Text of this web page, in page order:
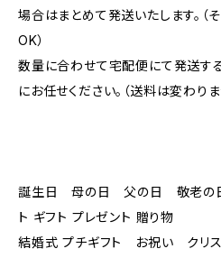
場合はまとめて発送いたします。
OK）
数量に合わせて宅配便にて発送す
にお任せください。（送料は変わりま
誕生日 母の日 父の日 敬老の
ト ギフト プレゼント 贈り物
結婚式 プチギフト お祝い クリス